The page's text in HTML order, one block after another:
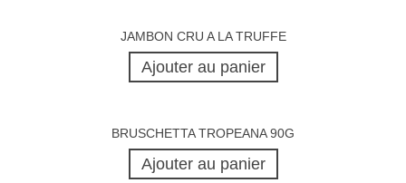
JAMBON CRU A LA TRUFFE
Ajouter au panier
BRUSCHETTA TROPEANA 90G
Ajouter au panier